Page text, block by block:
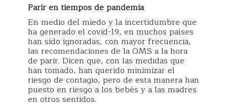
Parir en tiempos de pandemia
En medio del miedo y la incertidumbre que
ha generado el covid-19, en muchos países
han sido ignoradas, con mayor frecuencia,
las recomendaciones de la OMS a la hora
de parir. Dicen que, con las medidas que
han tomado, han querido minimizar el
riesgo de contagio, pero de esta manera han
puesto en riesgo a los bebés y a las madres
en otros sentidos.